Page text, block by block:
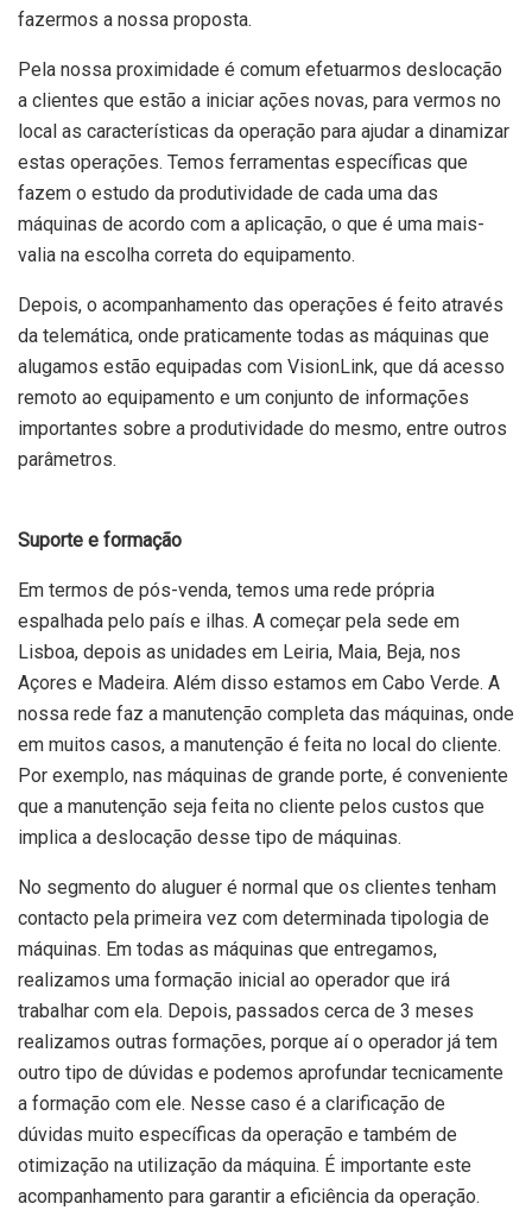
fazermos a nossa proposta.
Pela nossa proximidade é comum efetuarmos deslocação
a clientes que estão a iniciar ações novas, para vermos no
local as características da operação para ajudar a dinamizar
estas operações. Temos ferramentas específicas que
fazem o estudo da produtividade de cada uma das
máquinas de acordo com a aplicação, o que é uma mais-
valia na escolha correta do equipamento.
Depois, o acompanhamento das operações é feito através
da telemática, onde praticamente todas as máquinas que
alugamos estão equipadas com VisionLink, que dá acesso
remoto ao equipamento e um conjunto de informações
importantes sobre a produtividade do mesmo, entre outros
parâmetros.
Suporte e formação
Em termos de pós-venda, temos uma rede própria
espalhada pelo país e ilhas. A começar pela sede em
Lisboa, depois as unidades em Leiria, Maia, Beja, nos
Açores e Madeira. Além disso estamos em Cabo Verde. A
nossa rede faz a manutenção completa das máquinas, onde
em muitos casos, a manutenção é feita no local do cliente.
Por exemplo, nas máquinas de grande porte, é conveniente
que a manutenção seja feita no cliente pelos custos que
implica a deslocação desse tipo de máquinas.
No segmento do aluguer é normal que os clientes tenham
contacto pela primeira vez com determinada tipologia de
máquinas. Em todas as máquinas que entregamos,
realizamos uma formação inicial ao operador que irá
trabalhar com ela. Depois, passados cerca de 3 meses
realizamos outras formações, porque aí o operador já tem
outro tipo de dúvidas e podemos aprofundar tecnicamente
a formação com ele. Nesse caso é a clarificação de
dúvidas muito específicas da operação e também de
otimização na utilização da máquina. É importante este
acompanhamento para garantir a eficiência da operação.